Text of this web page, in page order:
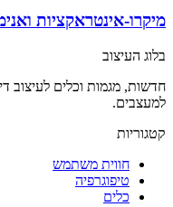
מיקרו-אינטראקציות
בלוג העיצוב
חדשות, מגמות וכלים לעיצוב
למעצבים.
קטגוריות
חווית משתמש
טיפוגרפיה
כלים